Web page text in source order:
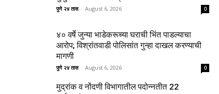
पुणे २४ तास - August 6, 2026 0
४० वर्षे जुन्या भाडेकरूच्या घराची भिंत पाडल्याचा
आरोप; विश्रांतवाडी पोलिसांत गुन्हा दाखल करण्याची
मागणी
पुणे २४ तास - August 6, 2026 0
मुद्रांक व नोंदणी विभागातील पदोन्नतीत 22